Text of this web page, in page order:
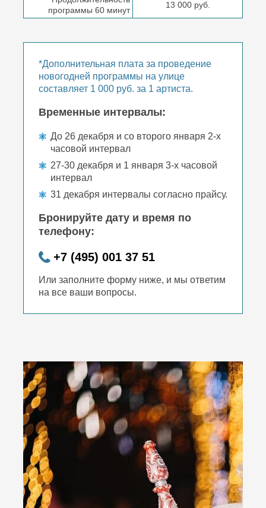
программы 60 минут
13 000 руб.
*Дополнительная плата за проведение
новогодней программы на улице
составляет 1 000 руб. за 1 артиста.
Временные интервалы:
До 26 декабря и со второго января 2-х
часовой интервал
27-30 декабря и 1 января 3-х часовой
интервал
31 декабря интервалы согласно прайсу.
Бронируйте дату и время по
телефону:
+7 (495) 001 37 51
Или заполните форму ниже, и мы ответим
на все ваши вопросы.